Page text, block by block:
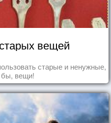
вещей
старые и ненужные,
бы, вещи!